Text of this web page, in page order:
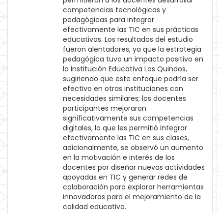
competencias tecnológicas y
pedagógicas para integrar
efectivamente las TIC en sus prácticas
educativas. Los resultados del estudio
fueron alentadores, ya que la estrategia
pedagógica tuvo un impacto positivo en
la Institución Educativa Los Quindos,
sugiriendo que este enfoque podría ser
efectivo en otras instituciones con
necesidades similares; los docentes
participantes mejoraron
significativamente sus competencias
digitales, lo que les permitió integrar
efectivamente las TIC en sus clases,
adicionalmente, se observó un aumento
en la motivación e interés de los
docentes por diseñar nuevas actividades
apoyadas en TIC y generar redes de
colaboración para explorar herramientas
innovadoras para el mejoramiento de la
calidad educativa.